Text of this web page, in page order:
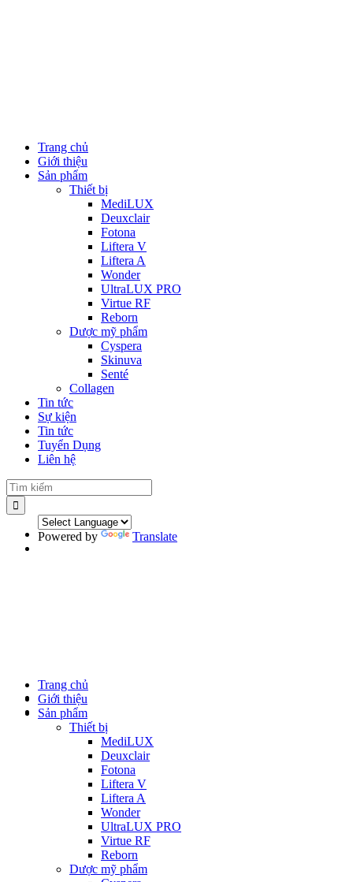
Trang chủ
Giới thiệu
Sản phẩm
Thiết bị
MediLUX
Deuxclair
Fotona
Liftera V
Liftera A
Wonder
UltraLUX PRO
Virtue RF
Reborn
Dược mỹ phẩm
Cyspera
Skinuva
Senté
Collagen
Tin tức
Sự kiện
Tin tức
Tuyển Dụng
Liên hệ
Powered by Translate
Trang chủ
Giới thiệu
Sản phẩm
Thiết bị
MediLUX
Deuxclair
Fotona
Liftera V
Liftera A
Wonder
UltraLUX PRO
Virtue RF
Reborn
Dược mỹ phẩm